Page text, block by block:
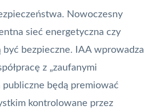
Nowoczesny
sieć energetyczna czy
bezpieczne. IAA wprowadza
z „zaufanymi
publiczne będą premiować
kontrolowane przez